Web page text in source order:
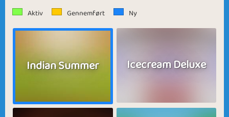
Aktiv Gennemført Ny
Indian Summer Icecream Deluxe